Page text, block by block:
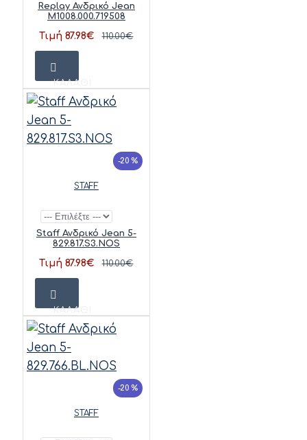
Replay Ανδρικό Jean
M1008.000.719508
Τιμή 87.98€ 110.00€
ΚΑΛΆΘΙ
-20 %
STAFF
Staff Ανδρικό Jean 5-
829.817.S3.NOS
Τιμή 87.98€ 110.00€
ΚΑΛΆΘΙ
-20 %
STAFF